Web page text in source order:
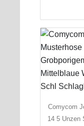
Comycom
14 5 Unzen